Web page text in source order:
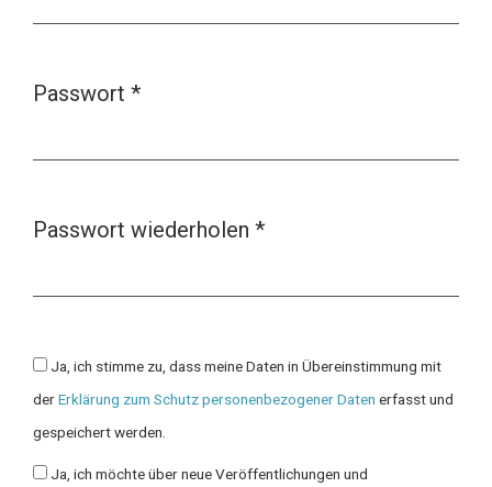
Passwort *
Passwort wiederholen *
derErklärung zum Schutz personenbezogener Daten erfasst und
gespeichert werden.